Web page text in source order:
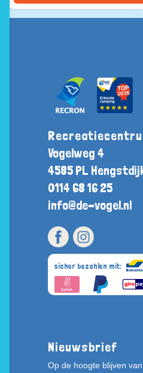
Vogelweg 4
4585 PL
0114 68 16 25
info@de-vogel.nl
sicher bezahlen mit:
Nieuwsbrief
Op de hoogte blijven